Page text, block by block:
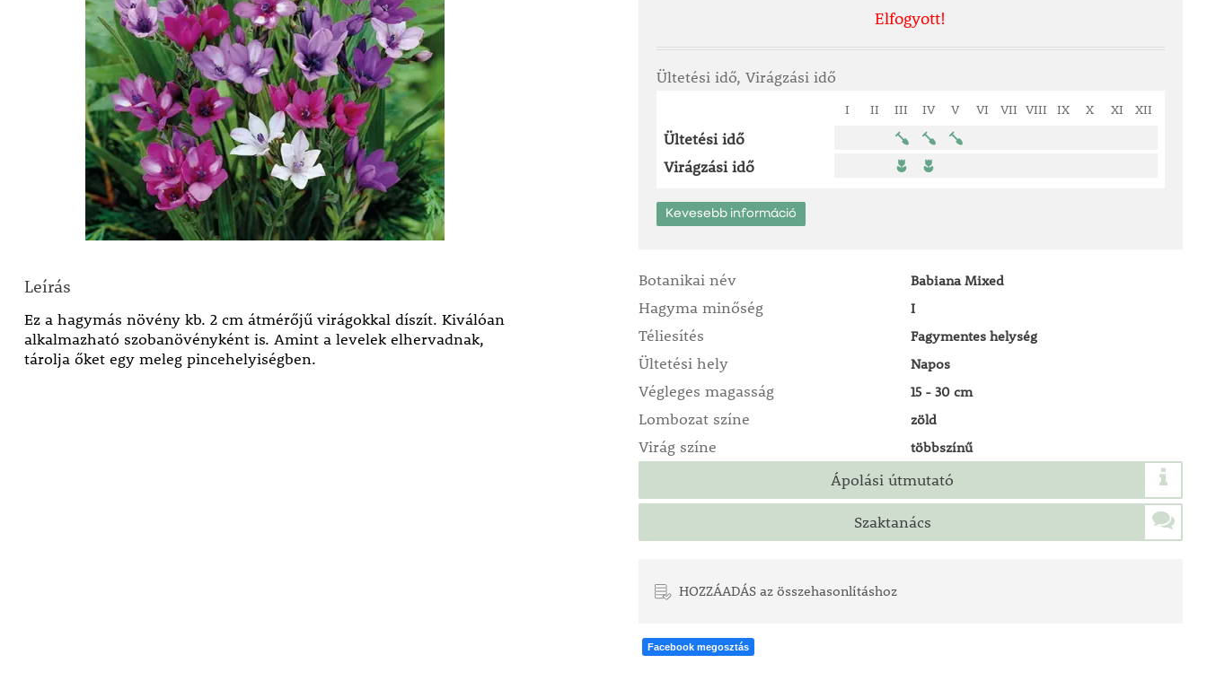
Leírás
Ez a hagymás növény kb. 2 cm átmérőjű virágokkal díszít. Kiválóan
alkalmazható szobanövényként is. Amint a levelek elhervadnak,
tárolja őket egy meleg pincehelyiségben.
Elfogyott!
Ültetési idő, Virágzási idő
I II III IV V VI VII VIII IX X XI XII
Ültetési idő
Virágzási idő
Kevesebb információ
Botanikai név Babiana Mixed
Hagyma minőség I
Téliesítés Fagymentes helység
Ültetési hely Napos
Végleges magasság 15 - 30 cm
Lombozat színe zöld
Virág színe többszínű
Ápolási útmutató
Szaktanács
HOZZÁADÁS az összehasonlításhoz
Facebook megosztás